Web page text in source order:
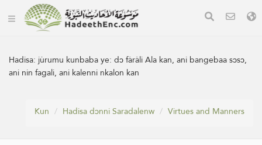
Hadisa: jùrumu kunbaba ye: dɔ fàràli Ala kan, ani bangebaa sɔsɔ,
ani nin fagali, ani kalenni nkalon kan
Kun Hadisa dɔnni Saradalenw Virtues and Manners